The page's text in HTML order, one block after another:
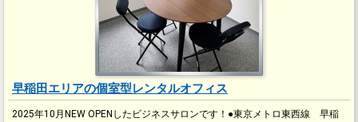
早稲田エリアの個室型レンタルオフィス
2025年10月NEW OPENしたビジネスサロンです！●東京メトロ東西線 早稲